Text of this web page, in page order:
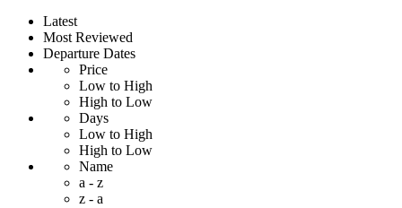
Latest
Most Reviewed
Departure Dates
Price
Low to High
High to Low
Days
Low to High
High to Low
Name
a - z
z - a